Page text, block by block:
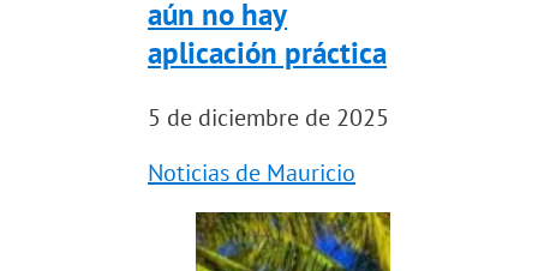
aún no hay
aplicación práctica
5 de diciembre de 2025
Noticias de Mauricio